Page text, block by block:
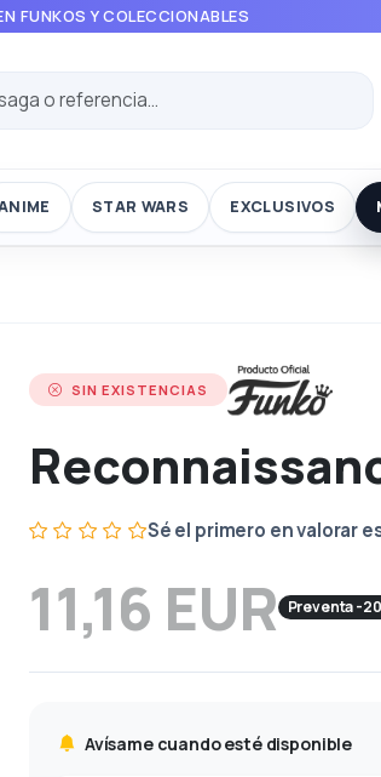
FUNKOS Y COLECCIONABLES
STAR WARS EXCLUSIVOS
SIN EXISTENCIAS
Sé el primero en valorar
11,16 EUR Preventa -
Avísame cuando esté disponible